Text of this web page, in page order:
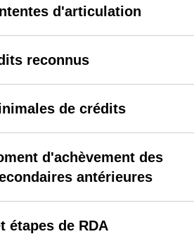
d'articulation
reconnus
de crédits
d'achèvement des
antérieures
étapes de RDA